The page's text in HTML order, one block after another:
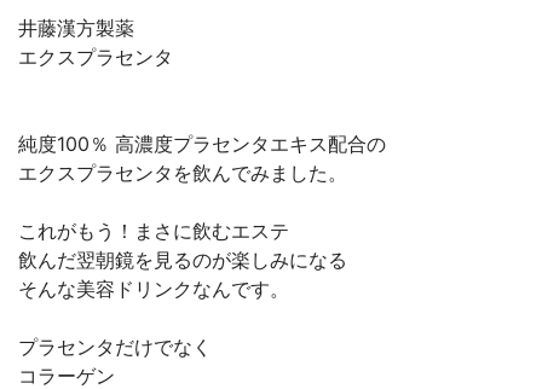
井藤漢方製薬
エクスプラセンタ
純度100％ 高濃度プラセンタエキス配合の
エクスプラセンタを飲んでみました。
これがもう！まさに飲むエステ
飲んだ翌朝鏡を見るのが楽しみになる
そんな美容ドリンクなんです。
プラセンタだけでなく
コラーゲン